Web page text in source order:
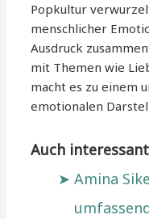
Popkultur
menschlicher
Ausdruck
mit Themen wie
macht es zu einem
emotionalen
Auch
Amina